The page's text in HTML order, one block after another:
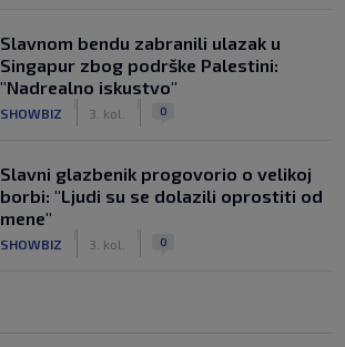
Slavnom bendu zabranili ulazak u
Singapur zbog podrške Palestini:
"Nadrealno iskustvo"
SHOWBIZ 3. kol. 0
Slavni glazbenik progovorio o velikoj
borbi: "Ljudi su se dolazili oprostiti od
mene"
SHOWBIZ 3. kol. 0